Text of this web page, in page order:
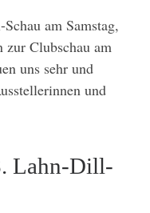
am Samstag,
Clubschau am
uns sehr und
und
Lahn-Dill-